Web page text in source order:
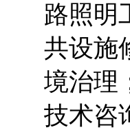
路照明
共设施
境治理
技术咨